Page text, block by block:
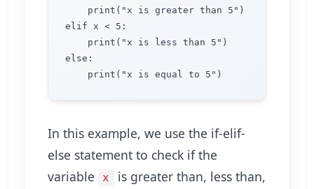
    print("x is greater than 5")
elif x < 5:
    print("x is less than 5")
else:
In this example, we use the if-elif-
else statement to check if the
variable
x
is greater than, less than,